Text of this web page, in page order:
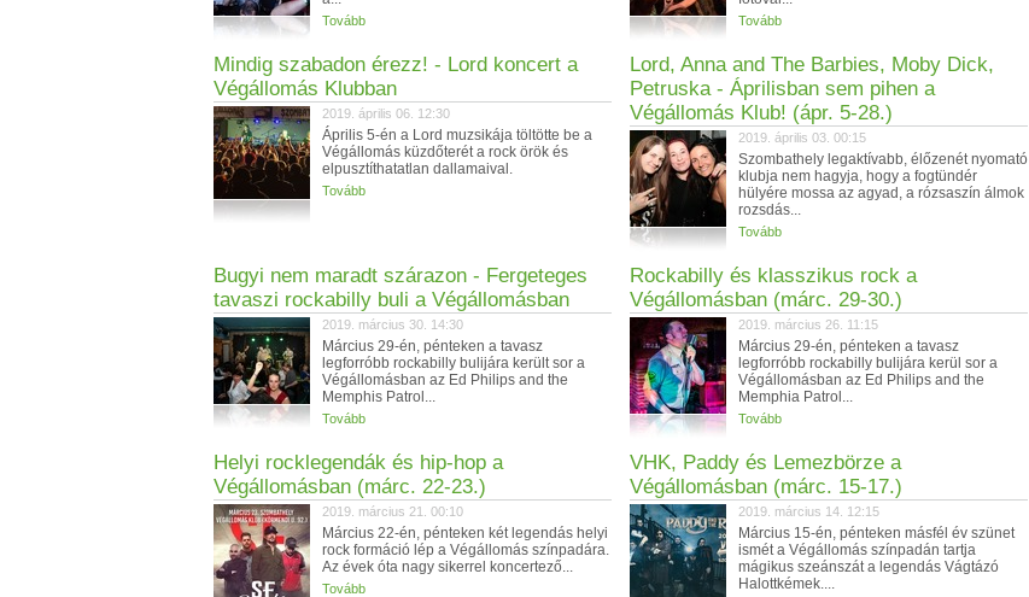
Tovább Tovább
Mindig szabadon érezz! - Lord koncert a
Végállomás Klubban
2019. április 06. 12:30
Április 5-én a Lord muzsikája töltötte be a
Végállomás küzdőterét a rock örök és
elpusztíthatatlan dallamaival.
Tovább
Lord, Anna and The Barbies, Moby Dick,
Petruska - Áprilisban sem pihen a
Végállomás Klub! (ápr. 5-28.)
2019. április 03. 00:15
Szombathely legaktívabb, élőzenét nyomató
klubja nem hagyja, hogy a fogtündér
hülyére mossa az agyad, a rózsaszín álmok
rozsdás...
Tovább
Bugyi nem maradt szárazon - Fergeteges
tavaszi rockabilly buli a Végállomásban
2019. március 30. 14:30
Március 29-én, pénteken a tavasz
legforróbb rockabilly bulijára került sor a
Végállomásban az Ed Philips and the
Memphis Patrol...
Tovább
Rockabilly és klasszikus rock a
Végállomásban (márc. 29-30.)
2019. március 26. 11:15
Március 29-én, pénteken a tavasz
legforróbb rockabilly bulijára kerül sor a
Végállomásban az Ed Philips and the
Memphia Patrol...
Tovább
Helyi rocklegendák és hip-hop a
Végállomásban (márc. 22-23.)
2019. március 21. 00:10
Március 22-én, pénteken két legendás helyi
rock formáció lép a Végállomás színpadára.
Az évek óta nagy sikerrel koncertező...
Tovább
VHK, Paddy és Lemezbörze a
Végállomásban (márc. 15-17.)
2019. március 14. 12:15
Március 15-én, pénteken másfél év szünet
ismét a Végállomás színpadán tartja
mágikus szeánszát a legendás Vágtázó
Halottkémek....